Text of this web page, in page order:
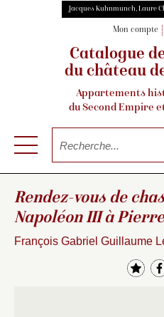
Jacques Kuhnmunch, Laure
Mon compte
Catalogue
du château
Appartements
du Second Empire
Rendez-vous de
Napoléon III à